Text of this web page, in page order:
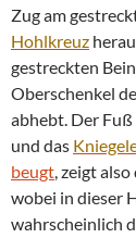
Zug am
Hohlkreuz
gestreckten
Oberschenkel
abhebt. Der
und das
beugt, zeigt
wobei in dieser
wahrscheinlich